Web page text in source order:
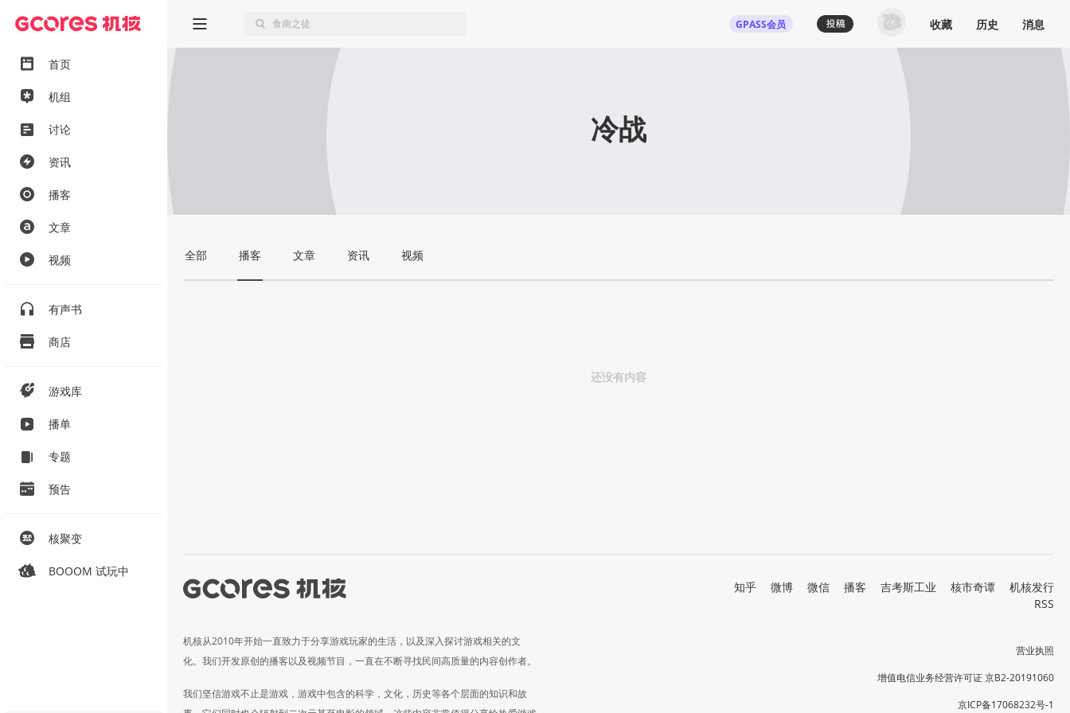
首页
机组
讨论
资讯
播客
文章
视频
有声书
商店
游戏库
播单
专题
预告
核聚变
BOOOM 试玩中
GPASS会员 收藏 历史 消息
冷战
全部 播客 文章 资讯 视频
还没有内容
机核从2010年开始一直致力于分享游戏玩家的生活，以及深入探讨游戏相关的文
化。我们开发原创的播客以及视频节目，一直在不断寻找民间高质量的内容创作者。
我们坚信游戏不止是游戏，游戏中包含的科学，文化，历史等各个层面的知识和故
知乎 微博 微信 播客 吉考斯工业 核市奇谭
机核发行
RSS
营业执照
增值电信业务经营许可证 京B2-20191060
京ICP备17068232号-1